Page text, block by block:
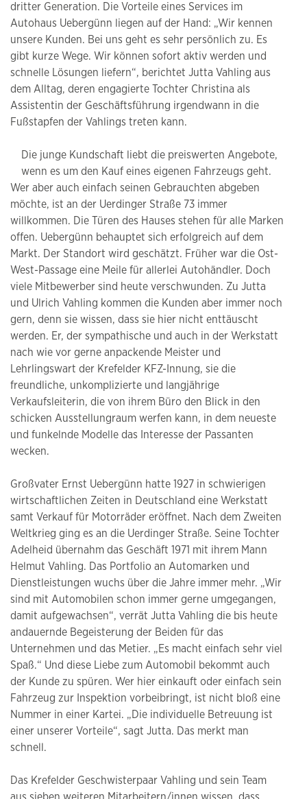
dritter Generation. Die Vorteile eines Services im
Autohaus Uebergünn liegen auf der Hand: „Wir kennen
unsere Kunden. Bei uns geht es sehr persönlich zu. Es
gibt kurze Wege. Wir können sofort aktiv werden und
schnelle Lösungen liefern“, berichtet Jutta Vahling aus
dem Alltag, deren engagierte Tochter Christina als
Assistentin der Geschäftsführung irgendwann in die
Fußstapfen der Vahlings treten kann.
Die junge Kundschaft liebt die preiswerten Angebote,
wenn es um den Kauf eines eigenen Fahrzeugs geht.
Wer aber auch einfach seinen Gebrauchten abgeben
möchte, ist an der Uerdinger Straße 73 immer
willkommen. Die Türen des Hauses stehen für alle Marken
offen. Uebergünn behauptet sich erfolgreich auf dem
Markt. Der Standort wird geschätzt. Früher war die Ost-
West-Passage eine Meile für allerlei Autohändler. Doch
viele Mitbewerber sind heute verschwunden. Zu Jutta
und Ulrich Vahling kommen die Kunden aber immer noch
gern, denn sie wissen, dass sie hier nicht enttäuscht
werden. Er, der sympathische und auch in der Werkstatt
nach wie vor gerne anpackende Meister und
Lehrlingswart der Krefelder KFZ-Innung, sie die
freundliche, unkomplizierte und langjährige
Verkaufsleiterin, die von ihrem Büro den Blick in den
schicken Ausstellungraum werfen kann, in dem neueste
und funkelnde Modelle das Interesse der Passanten
wecken.
Großvater Ernst Uebergünn hatte 1927 in schwierigen
wirtschaftlichen Zeiten in Deutschland eine Werkstatt
samt Verkauf für Motorräder eröffnet. Nach dem Zweiten
Weltkrieg ging es an die Uerdinger Straße. Seine Tochter
Adelheid übernahm das Geschäft 1971 mit ihrem Mann
Helmut Vahling. Das Portfolio an Automarken und
Dienstleistungen wuchs über die Jahre immer mehr. „Wir
sind mit Automobilen schon immer gerne umgegangen,
damit aufgewachsen“, verrät Jutta Vahling die bis heute
andauernde Begeisterung der Beiden für das
Unternehmen und das Metier. „Es macht einfach sehr viel
Spaß.“ Und diese Liebe zum Automobil bekommt auch
der Kunde zu spüren. Wer hier einkauft oder einfach sein
Fahrzeug zur Inspektion vorbeibringt, ist nicht bloß eine
Nummer in einer Kartei. „Die individuelle Betreuung ist
einer unserer Vorteile“, sagt Jutta. Das merkt man
schnell.
Das Krefelder Geschwisterpaar Vahling und sein Team
aus sieben weiteren Mitarbeitern/innen wissen, dass